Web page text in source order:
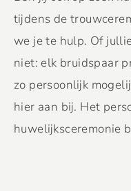
tijdens de
we je te hulp. Of
niet: elk bruidspaar
zo persoonlijk
hier aan bij. Het
huwelijksceremonie